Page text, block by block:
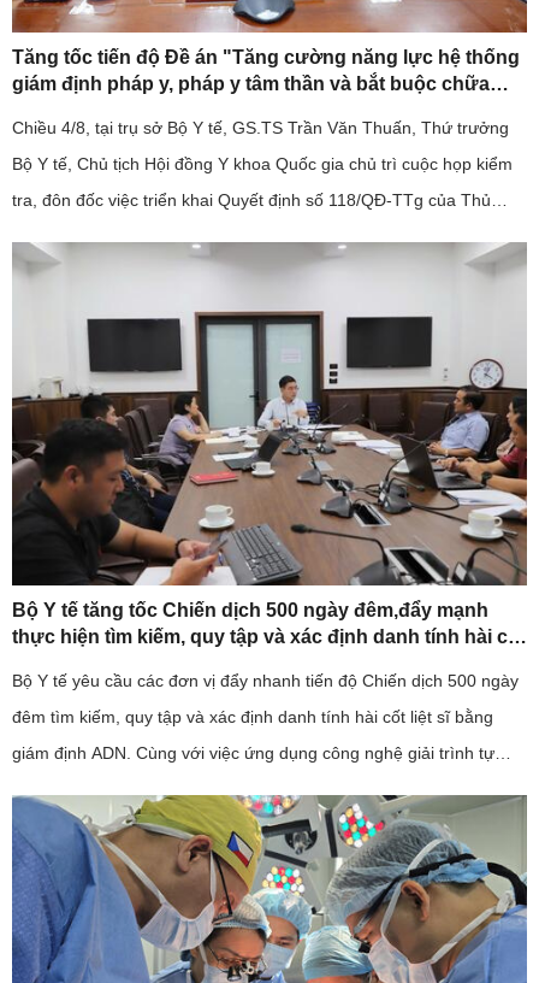
Tăng tốc tiến độ Đề án "Tăng cường năng lực hệ thống
giám định pháp y, pháp y tâm thần và bắt buộc chữa
Chiều 4/8, tại trụ sở Bộ Y tế, GS.TS Trần Văn Thuấn, Thứ trưởng
Bộ Y tế, Chủ tịch Hội đồng Y khoa Quốc gia chủ trì cuộc họp kiểm
tra, đôn đốc việc triển khai Quyết định số 118/QĐ-TTg của Thủ
Bộ Y tế tăng tốc Chiến dịch 500 ngày đêm,đẩy mạnh
thực hiện tìm kiếm, quy tập và xác định danh tính hài cốt
Bộ Y tế yêu cầu các đơn vị đẩy nhanh tiến độ Chiến dịch 500 ngày
đêm tìm kiếm, quy tập và xác định danh tính hài cốt liệt sĩ bằng
giám định ADN. Cùng với việc ứng dụng công nghệ giải trình tự